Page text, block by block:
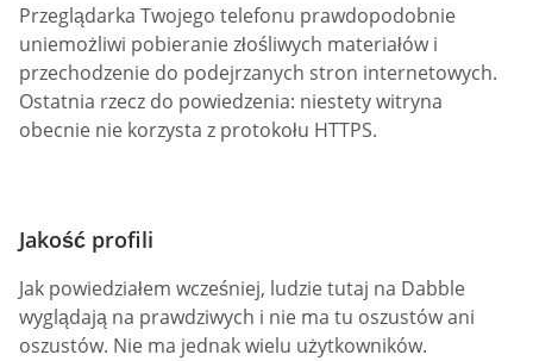
Przeglądarka Twojego telefonu prawdopodobnie
uniemożliwi pobieranie złośliwych materiałów i
przechodzenie do podejrzanych stron internetowych.
Ostatnia rzecz do powiedzenia: niestety witryna
obecnie nie korzysta z protokołu HTTPS.
Jakość profili
Jak powiedziałem wcześniej, ludzie tutaj na Dabble
wyglądają na prawdziwych i nie ma tu oszustów ani
oszustów. Nie ma jednak wielu użytkowników.